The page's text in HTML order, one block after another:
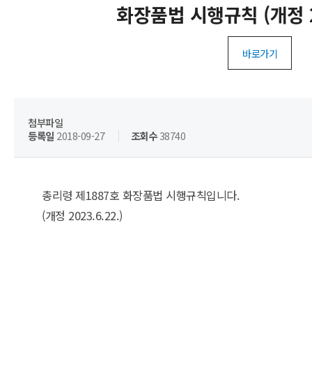
화장품법 시행규칙 (개
바로가기
첨부파일
등록일 2018-09-27 조회수38740
총리령 제1887호 화장품법 시행규칙입니다.
(개정 2023.6.22.)